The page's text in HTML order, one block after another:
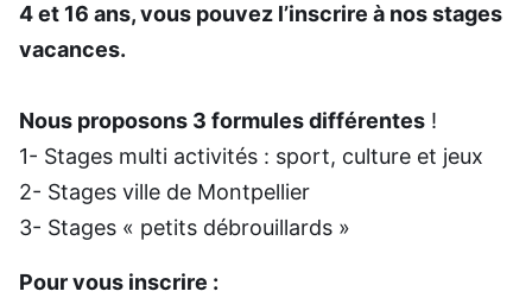
4 et 16 ans, vous pouvez l’inscrire à nos stages
vacances.
Nous proposons 3 formules différentes !
1- Stages multi activités : sport, culture et jeux
2- Stages ville de Montpellier
3- Stages « petits débrouillards »
Pour vous inscrire :